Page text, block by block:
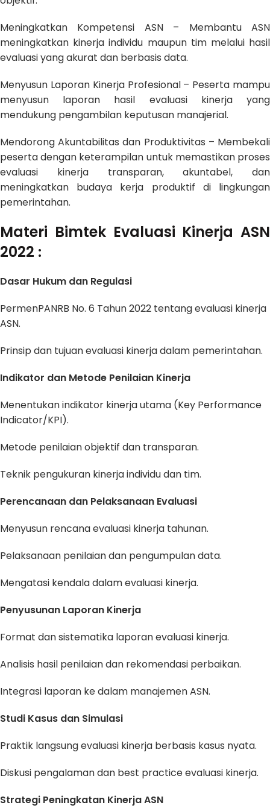
Meningkatkan Kompetensi ASN – Membantu ASN
meningkatkan kinerja individu maupun tim melalui hasil
evaluasi yang akurat dan berbasis data.
Menyusun Laporan Kinerja Profesional – Peserta mampu
menyusun laporan hasil evaluasi kinerja yang
mendukung pengambilan keputusan manajerial.
Mendorong Akuntabilitas dan Produktivitas – Membekali
peserta dengan keterampilan untuk memastikan proses
evaluasi kinerja transparan, akuntabel, dan
meningkatkan budaya kerja produktif di lingkungan
pemerintahan.
Materi Bimtek Evaluasi Kinerja ASN
2022 :
Dasar Hukum dan Regulasi
PermenPANRB No. 6 Tahun 2022 tentang evaluasi kinerja
ASN.
Prinsip dan tujuan evaluasi kinerja dalam pemerintahan.
Indikator dan Metode Penilaian Kinerja
Menentukan indikator kinerja utama (Key Performance
Indicator/KPI).
Metode penilaian objektif dan transparan.
Teknik pengukuran kinerja individu dan tim.
Perencanaan dan Pelaksanaan Evaluasi
Menyusun rencana evaluasi kinerja tahunan.
Pelaksanaan penilaian dan pengumpulan data.
Mengatasi kendala dalam evaluasi kinerja.
Penyusunan Laporan Kinerja
Format dan sistematika laporan evaluasi kinerja.
Analisis hasil penilaian dan rekomendasi perbaikan.
Integrasi laporan ke dalam manajemen ASN.
Studi Kasus dan Simulasi
Praktik langsung evaluasi kinerja berbasis kasus nyata.
Diskusi pengalaman dan best practice evaluasi kinerja.
Strategi Peningkatan Kinerja ASN